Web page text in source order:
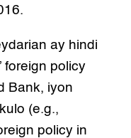
ay hindi
foreign policy
Bank, iyon
(e.g.,
policy in